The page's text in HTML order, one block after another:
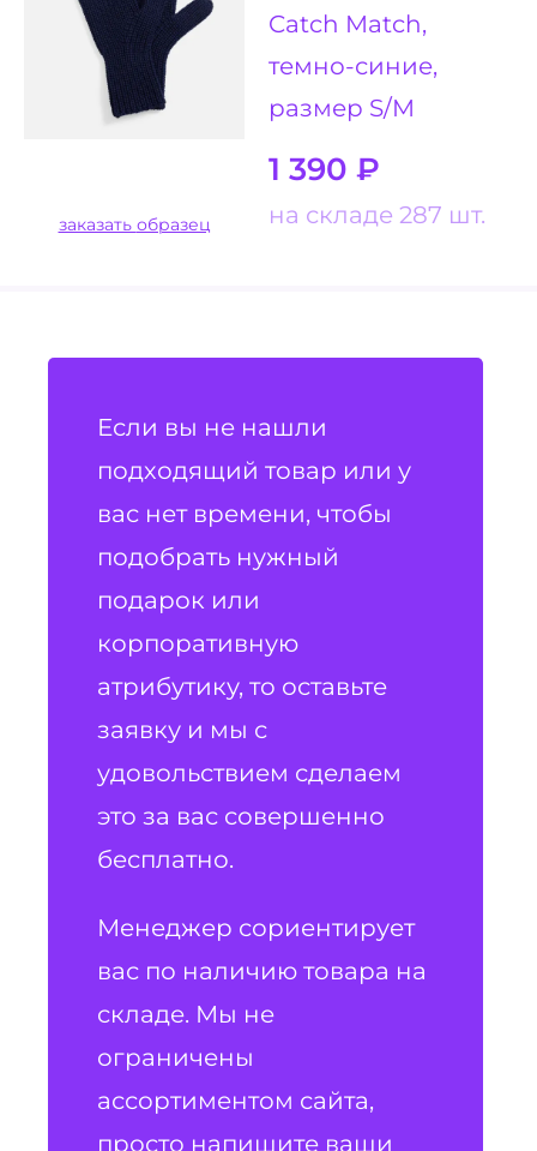
Catch Match,
темно-синие,
размер S/M
1 390 ₽
на складе 287 шт.
заказать образец
Если вы не нашли
подходящий товар или у
вас нет времени, чтобы
подобрать нужный
подарок или
корпоративную
атрибутику, то оставьте
заявку и мы с
удовольствием сделаем
это за вас совершенно
бесплатно.
Менеджер сориентирует
вас по наличию товара на
складе. Мы не
ограничены
ассортиментом сайта,
просто напишите ваши